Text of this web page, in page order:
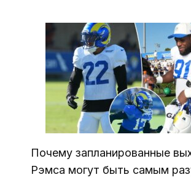
Почему запланированные
Рэмса могут быть самым